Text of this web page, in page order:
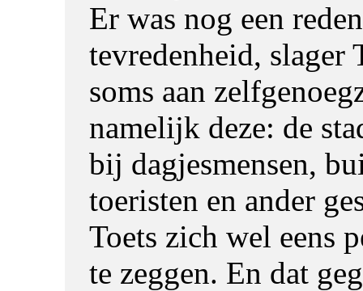
Er was nog een
tevredenheid, slager
soms aan
namelijk deze: de
bij dagjesmensen,
toeristen en ander
Toets zich wel eens
te zeggen. En dat